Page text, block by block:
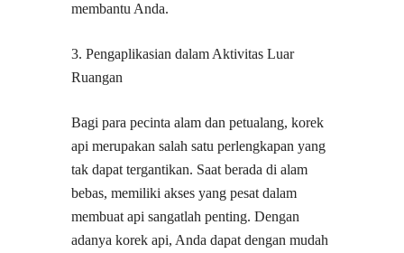
membantu Anda.
3. Pengaplikasian dalam Aktivitas Luar
Ruangan
Bagi para pecinta alam dan petualang, korek
api merupakan salah satu perlengkapan yang
tak dapat tergantikan. Saat berada di alam
bebas, memiliki akses yang pesat dalam
membuat api sangatlah penting. Dengan
adanya korek api, Anda dapat dengan mudah